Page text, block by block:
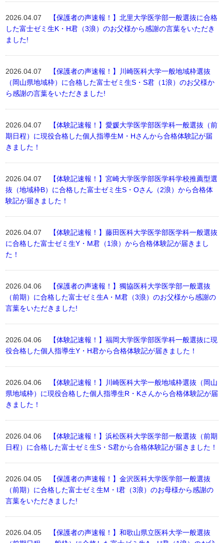
2026.04.07
【保護者の声速報！】北里大学医学部一般選抜に合格
した富士ゼミ生K・H君（3浪）のお父様から感謝の言葉をいただき
ました!
2026.04.07
【保護者の声速報！】川崎医科大学一般地域枠選抜
（岡山県地域枠）に合格した富士ゼミ生S・S君（1浪）のお父様か
ら感謝の言葉をいただきました!
2026.04.07
【体験記速報！】愛媛大学医学部医学科一般選抜（前
期日程）に現役合格した個人指導生M・Hさんから合格体験記が届
きました！
2026.04.07
【体験記速報！】宮崎大学医学部医学科学校推薦型選
抜（地域枠B）に合格した富士ゼミ生S・Oさん（2浪）から合格体
験記が届きました！
2026.04.07
【体験記速報！】藤田医科大学医学部医学科一般選抜
に合格した富士ゼミ生Y・M君（1浪）から合格体験記が届きまし
た！
2026.04.06
【保護者の声速報！】獨協医科大学医学部一般選抜
（前期）に合格した富士ゼミ生A・M君（3浪）のお父様から感謝の
言葉をいただきました!
2026.04.06
【体験記速報！】福岡大学医学部医学科一般選抜に現
役合格した個人指導生Y・H君から合格体験記が届きました！
2026.04.06
【体験記速報！】川崎医科大学一般地域枠選抜（岡山
県地域枠）に現役合格した個人指導生R・Kさんから合格体験記が届
きました！
2026.04.06
【体験記速報！】浜松医科大学医学部一般選抜（前期
日程）に合格した富士ゼミ生S・S君から合格体験記が届きました！
2026.04.05
【保護者の声速報！】金沢医科大学医学部一般選抜
（前期）に合格した富士ゼミ生M・I君（3浪）のお母様から感謝の
言葉をいただきました!
2026.04.05
【保護者の声速報！】和歌山県立医科大学一般選抜